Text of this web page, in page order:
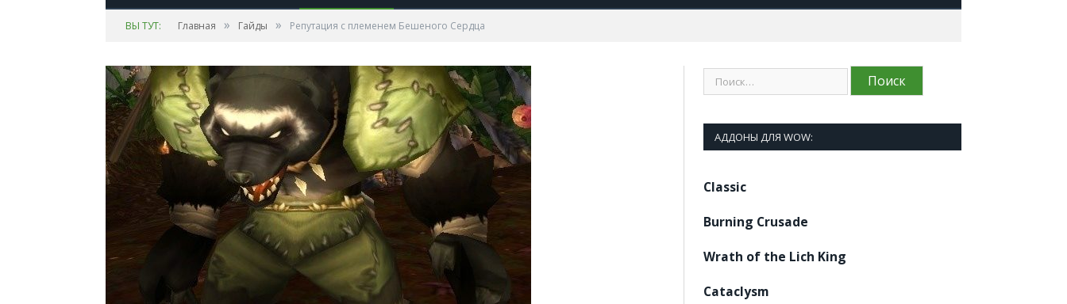
ВЫ ТУТ: Главная » Гайды » Репутация с племенем Бешеного Сердца
АДДОНЫ ДЛЯ WOW:
Classic
Burning Crusade
Wrath of the Lich King
Cataclysm